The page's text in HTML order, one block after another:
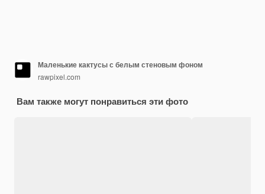
Маленькие кактусы с белым стеновым фоном
rawpixel.com
Вам также могут понравиться эти фото